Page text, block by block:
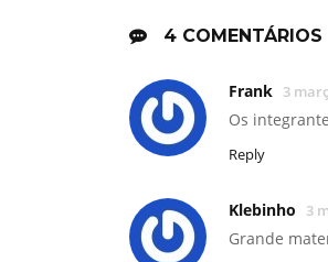
4 COMENTÁRIOS
Frank 3
Os
Reply
Klebinho 3
Grande